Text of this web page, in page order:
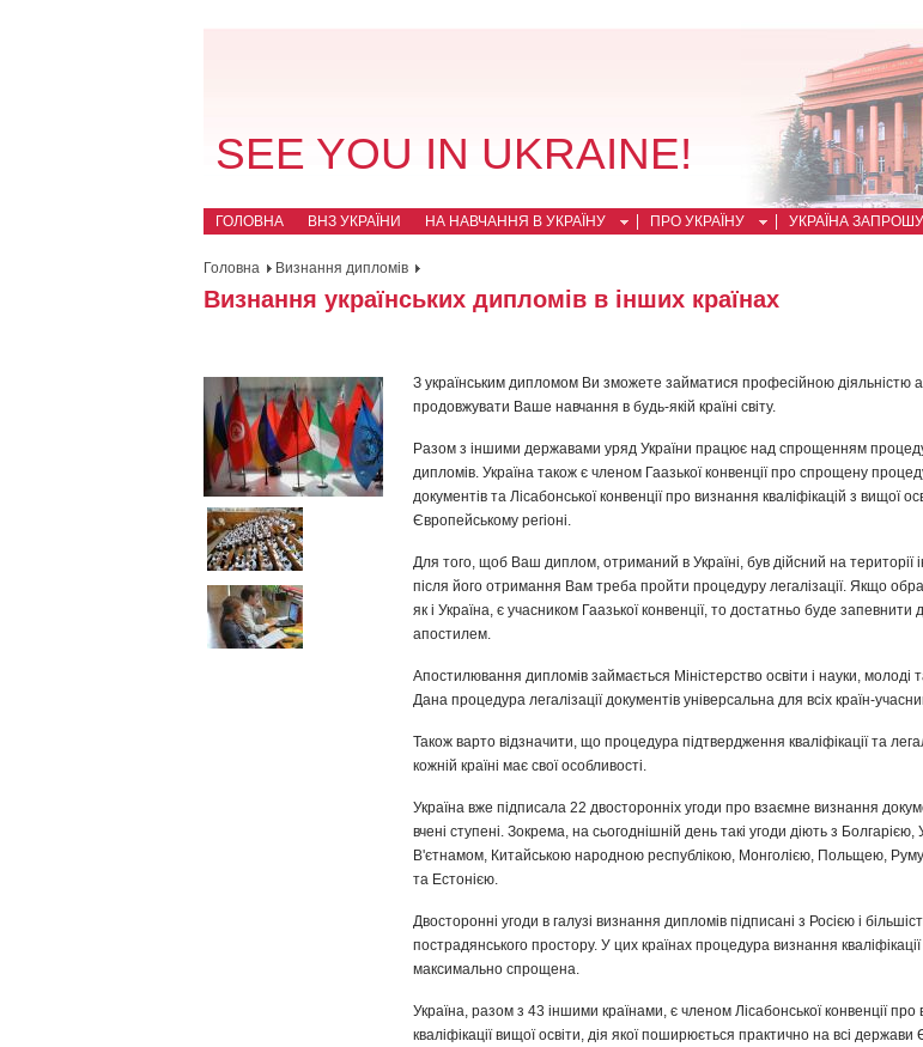
SEE YOU IN UKRAINE!
ГОЛОВНА ВНЗ УКРАЇНИ НА НАВЧАННЯ В УКРАЇНУ ПРО УКРАЇНУ УКРАЇНА
Головна Визнання дипломів
Визнання українських дипломів в інших країнах
З українським дипломом Ви зможете займатися професійною діяльністю
продовжувати Ваше навчання в будь-якій країні світу.
Разом з іншими державами уряд України працює над спрощенням
дипломів. Україна також є членом Гаазької конвенції про спрощену
документів та Лісабонської конвенції про визнання кваліфікацій з вищої
Європейському регіоні.
Для того, щоб Ваш диплом, отриманий в Україні, був дійсний на території
після його отримання Вам треба пройти процедуру легалізації. Якщо
як і Україна, є учасником Гаазької конвенції, то достатньо буде запевнити
апостилем.
Апостилювання дипломів займається Міністерство освіти і науки, молоді
Дана процедура легалізації документів універсальна для всіх країн-
Також варто відзначити, що процедура підтвердження кваліфікації та
кожній країні має свої особливості.
Україна вже підписала 22 двосторонніх угоди про взаємне визнання
вчені ступені. Зокрема, на сьогоднішній день такі угоди діють з
В'єтнамом, Китайською народною республікою, Монголією, Польщею,
та Естонією.
Двосторонні угоди в галузі визнання дипломів підписані з Росією і
пострадянського простору. У цих країнах процедура визнання кваліфікації
максимально спрощена.
Україна, разом з 43 іншими країнами, є членом Лісабонської конвенції про
кваліфікації вищої освіти, дія якої поширюється практично на всі держави